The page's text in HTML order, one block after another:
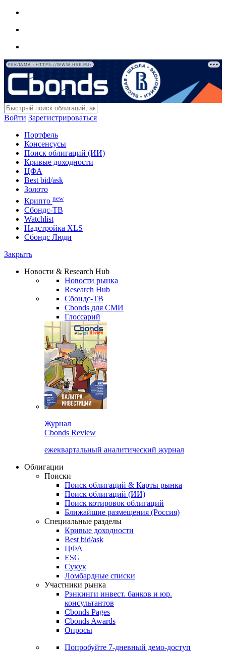
РЕКЛАМА • HTTPS://WWW.HSE.RU/
Войти Зарегистрироваться
Портфель
Консенсусы
Поиск облигаций (ИИ)
Кривые доходности
ЦФА
Best bid/ask
Золото
Крипто new
Сбондс-ТВ
Watchlist
Надстройка XLS
Сбондс Люди
Закрыть
Новости & Research Hub
Новости рынка
Research Hub
Сбондс-ТВ
Cbonds для СМИ
Глоссарий
Журнал
Cbonds Review
ежеквартальный аналитический журнал
Облигации
Поиски
Поиск облигаций & Карты рынка
Поиск облигаций (ИИ)
Поиск котировок облигаций
Ближайшие размещения (Россия)
Специальные разделы
Кривые доходности
Best bid/ask
ЦФА
ESG
Сукук
Ломбардные списки
Участники рынка
Рэнкинги инвест. банков и юр.
консультантов
Cbonds Pages
Cbonds Awards
Опросы
Попробуйте 7-дневный демо-доступ